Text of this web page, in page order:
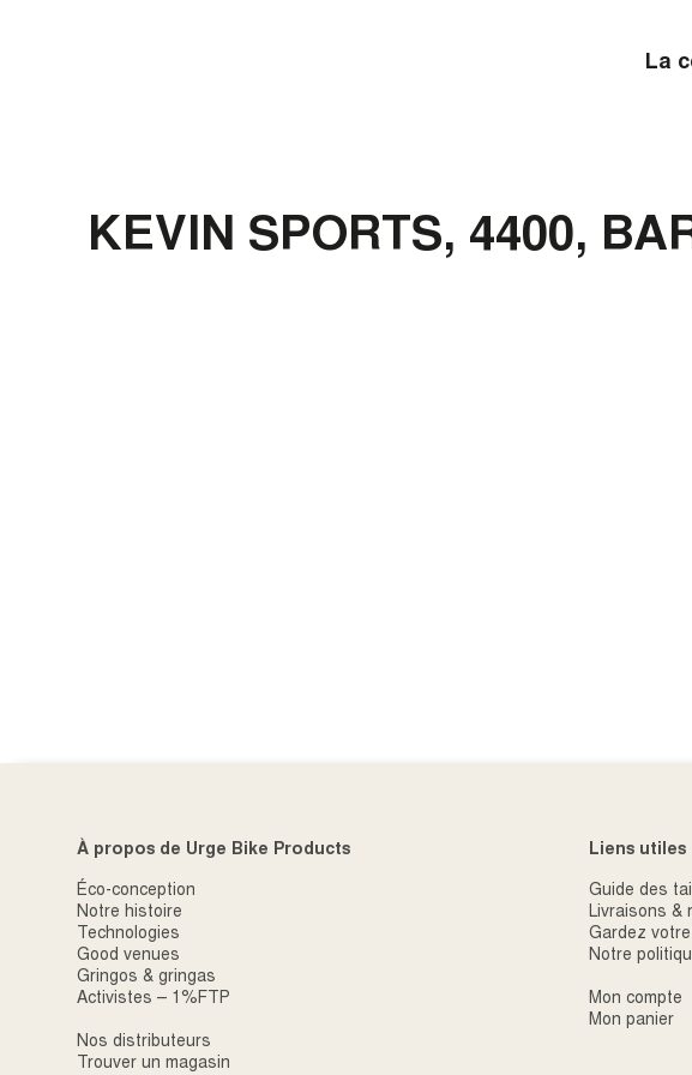
La
KEVIN SPORTS, 4400,
À propos de Urge Bike Products
Éco-conception
Notre histoire
Technologies
Good venues
Gringos & gringas
Activistes – 1%FTP
Nos distributeurs
Trouver un magasin
Liens utiles
Guide des
Livraisons &
Gardez
Notre
Mon compte
Mon panier